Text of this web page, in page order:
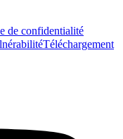
de confidentialité
Téléchargement